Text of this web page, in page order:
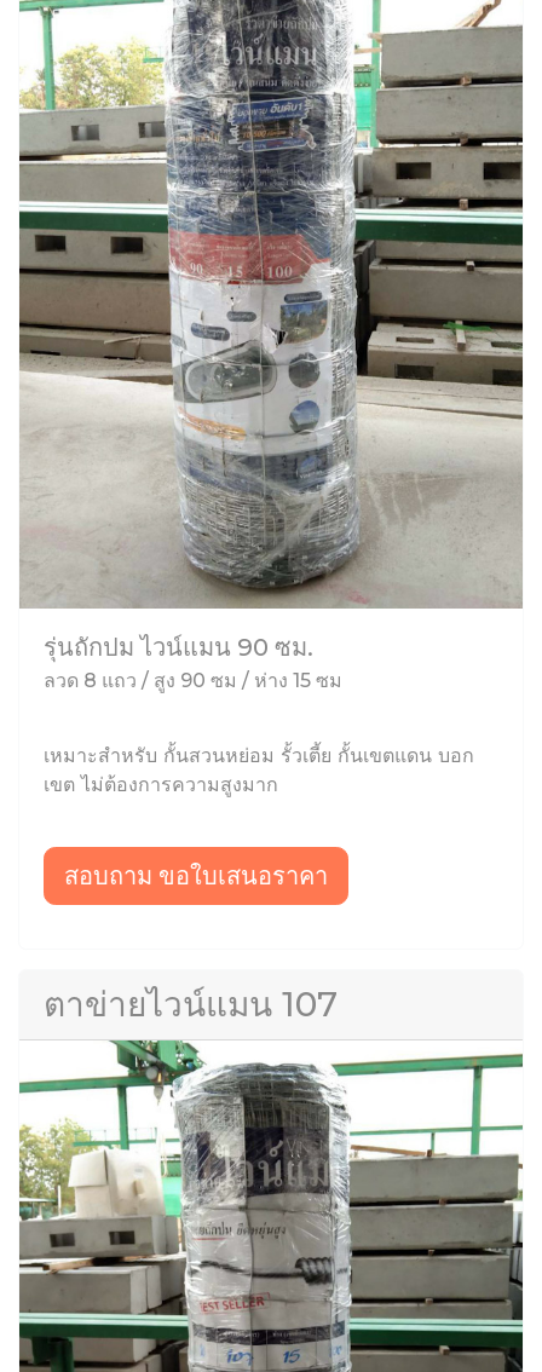
รุ่นถักปม ไวน์แมน 90 ซม.
ลวด 8 แถว / สูง 90 ซม / ห่าง 15 ซม
เหมาะสำหรับ กั้นสวนหย่อม รั้วเตี้ย กั้นเขตแดน บอก
เขต ไม่ต้องการความสูงมาก
สอบถาม ขอใบเสนอราคา
ตาข่ายไวน์แมน 107